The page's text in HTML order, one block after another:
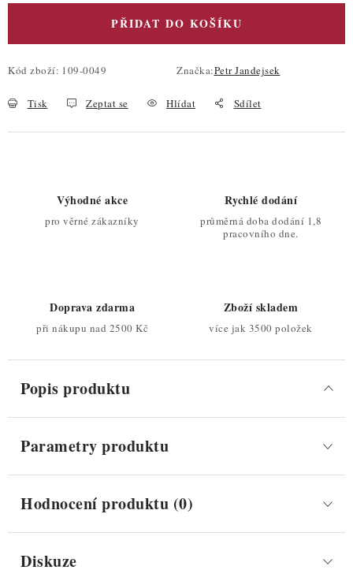
PŘIDAT DO KOŠÍKU
Kód zboží: 109-0049 Značka:Petr Jandejsek
Tisk Zeptat se Hlídat Sdílet
Výhodné akce
pro věrné zákazníky
Rychlé dodání
průměrná doba dodání 1,8
pracovního dne.
Doprava zdarma
při nákupu nad 2500 Kč
Zboží skladem
více jak 3500 položek
Popis produktu
Parametry produktu
Hodnocení produktu (0)
Diskuze